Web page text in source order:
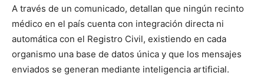
A través de un comunicado, detallan que ningún recinto
médico en el país cuenta con integración directa ni
automática con el Registro Civil, existiendo en cada
organismo una base de datos única y que los mensajes
enviados se generan mediante inteligencia artificial.